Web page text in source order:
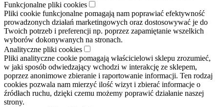
Funkcjonalne pliki cookies
Pliki cookie funkcjonalne pomagają nam poprawiać efektywność
prowadzonych działań marketingowych oraz dostosowywać je do
Twoich potrzeb i preferencji np. poprzez zapamiętanie wszelkich
wyborów dokonywanych na stronach.
Analityczne pliki cookies
Pliki analityczne cookie pomagają właścicielowi sklepu zrozumieć,
w jaki sposób odwiedzający wchodzi w interakcję ze sklepem,
poprzez anonimowe zbieranie i raportowanie informacji. Ten rodzaj
cookies pozwala nam mierzyć ilość wizyt i zbierać informacje o
źródłach ruchu, dzięki czemu możemy poprawić działanie naszej
strony.